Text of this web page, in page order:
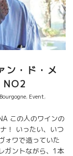
・ド・メ
Bourgogne, Event,
この人のワインの
！ いったい、いつ
ォワで造っていた
ガントながら、1本